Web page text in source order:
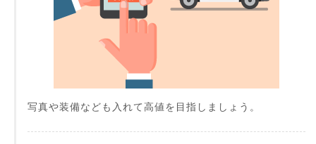
写真や装備なども入れて高値を目指しましょう。